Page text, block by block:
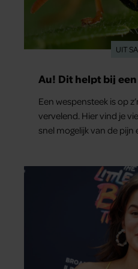
UIT
Au! Dit helpt bij
Een wespensteek is op
vervelend. Hier vind je
snel mogelijk van de pijn